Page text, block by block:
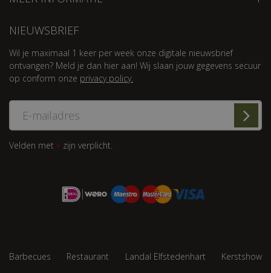
NIEUWSBRIEF
Wil je maximaal 1 keer per week onze digitale nieuwsbrief
ontvangen? Meld je dan hier aan! Wij slaan jouw gegevens secuur
op conform onze privacy policy.
Velden met * zijn verplicht.
Barbecues Restaurant Landal Elfstedenhart
Kerstshow